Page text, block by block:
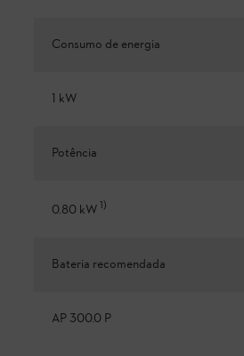
Consumo de energia
1 kW
Potência
0.80 kW1)
Bateria recomendada
AP 300.0 P